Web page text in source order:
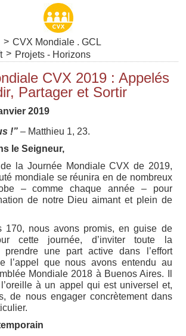
> CVX Mondiale . GCL
> Projets - Horizons
CVX 2019 : Appelés
Partager et Sortir
2019
!” – Matthieu 1, 23.
le Seigneur,
de la Journée Mondiale CVX de 2019,
mondiale se réunira en de nombreux
– comme chaque année – pour
de notre Dieu aimant et plein de
170, nous avons promis, en guise de
cette journée, d’inviter toute la
prendre une part active dans l’effort
l’appel que nous avons entendu au
Mondiale 2018 à Buenos Aires. Il
l’oreille à un appel qui est universel et,
de nous engager concrètement dans